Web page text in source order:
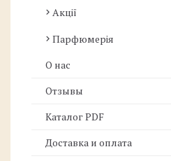
Акції
Парфюмерія
О нас
Отзывы
Каталог PDF
Доставка и оплата